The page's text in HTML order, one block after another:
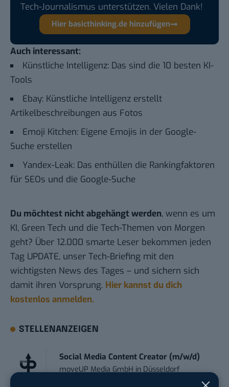
Tech-Journalismus unterstützen. Vielen Dank!
Hier basicthinking.de hinzufügen
Auch interessant:
Künstliche Intelligenz: Das sind die 10 besten KI-
Tools
Ebay: Künstliche Intelligenz erstellt
Artikelbeschreibungen aus Fotos
Emoji Kitchen: Eigene Emojis in der Google-
Suche erstellen
Yandex-Leak: Das enthüllen die Rankingfaktoren
für SEOs und die Google-Suche
Du möchtest nicht abgehängt werden, wenn es um
KI, Green Tech und die Tech-Themen von Morgen
geht? Über 12.000 smarte Leser bekommen jeden
Tag UPDATE, unser Tech-Briefing mit den
wichtigsten News des Tages – und sichern sich
damit ihren Vorsprung. Hier kannst du dich
kostenlos anmelden.
STELLENANZEIGEN
Social Media Content Creator (m/w/d)
moveUP Media GmbH in Düsseldorf